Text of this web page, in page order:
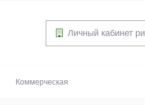
Личный кабинет
Коммерческая